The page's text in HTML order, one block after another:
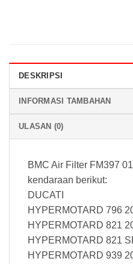
DESKRIPSI
INFORMASI TAMBAHAN
ULASAN (0)
BMC Air Filter FM397
kendaraan berikut:
DUCATI
HYPERMOTARD 796
HYPERMOTARD 821
HYPERMOTARD 821
HYPERMOTARD 939